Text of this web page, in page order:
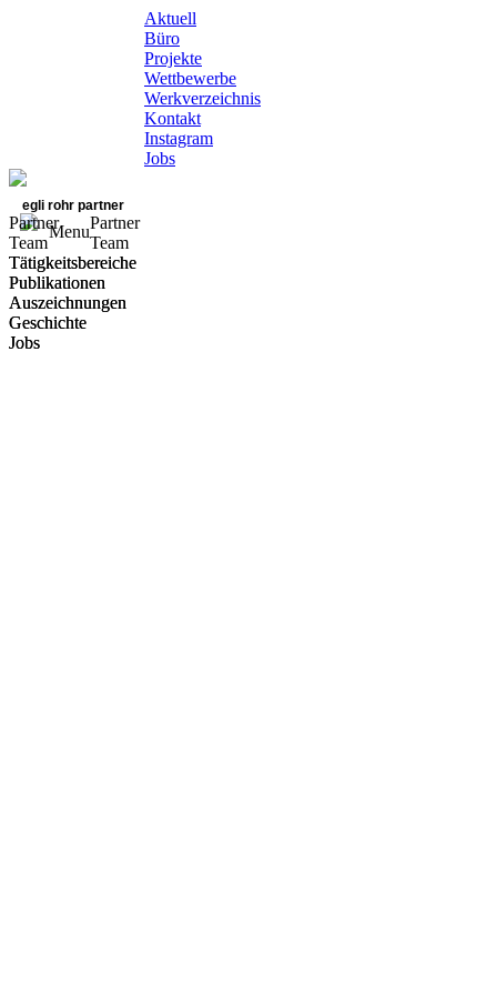
Aktuell
Büro
Projekte
Wettbewerbe
Werkverzeichnis
Kontakt
Instagram
Jobs
egli rohr partner
Menu
Partner
Team
Tätigkeitsbereiche
Publikationen
Auszeichnungen
Geschichte
Jobs
Partner
Team
Tätigkeitsbereiche
Publikationen
Auszeichnungen
Geschichte
Jobs